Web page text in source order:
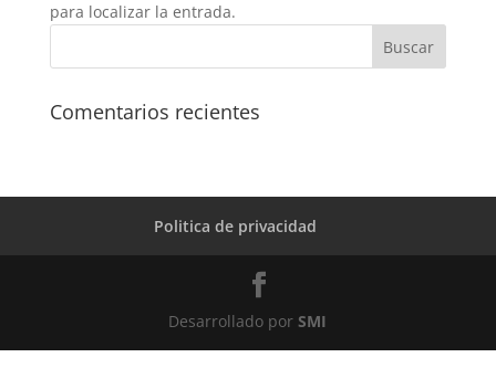
para localizar la entrada.
Comentarios recientes
Politica de privacidad
Desarrollado porSMI